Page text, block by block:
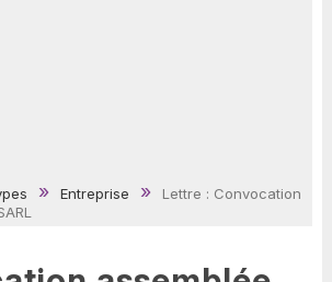
Entreprise
Lettre : Convocation